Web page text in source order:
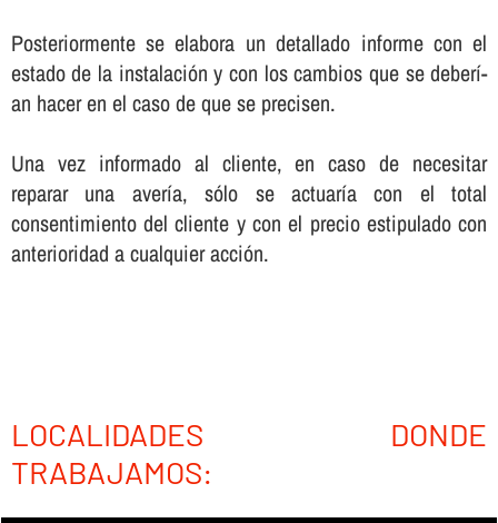
Posteriormente se elabora un detallado informe con el
estado de la instalación y con los cambios que se deberí­
an hacer en el caso de que se precisen.
Una vez informado al cliente, en caso de necesitar
reparar una averí­a, sólo se actuarí­a con el total
consentimiento del cliente y con el precio estipulado con
anterioridad a cualquier acción.
LOCALIDADES DONDE
TRABAJAMOS: